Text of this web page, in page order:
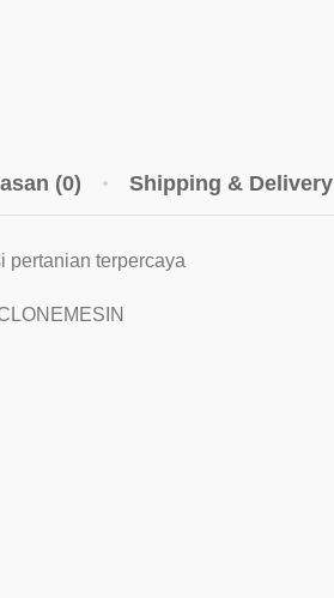
(0) Shipping & Delivery
pertanian terpercaya